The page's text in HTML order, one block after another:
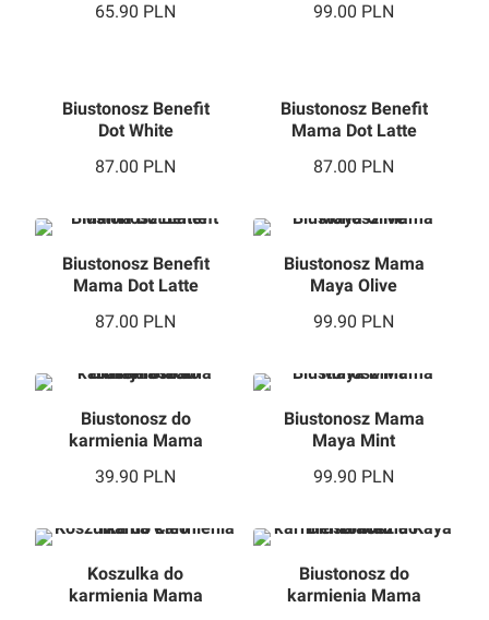
87.00PLN
Mama Dot Latte
87.00 PLN
Mama Dot Latte
87.00 PLN
Maya Olive
99.90 PLN
karmienia Mama
Dalaja Black
39.90PLN
Maya Mint
99.90 PLN
karmienia Mama
Cleo
79.90PLN
karmienia Mama
Kaya Black
49.90PLN